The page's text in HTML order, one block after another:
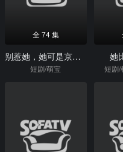
全 74 集
别惹她，她可是京都老祖宗
短剧/萌宝
她
短剧/